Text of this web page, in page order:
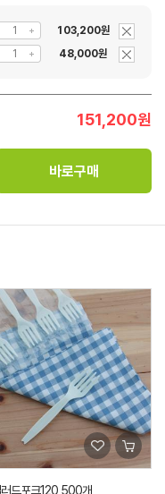
103,200원
48,000원
151,200원
바로구매
러드포크120 500개